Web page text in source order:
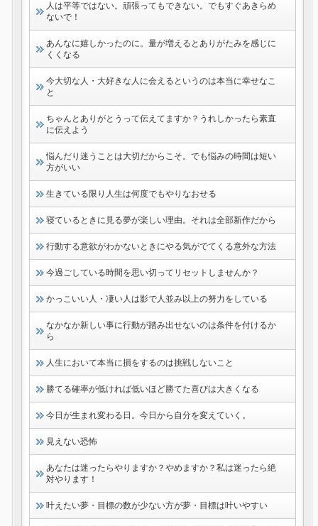
人は平等ではない。頑張ってもできない。でもすぐあきらめ
ないで！
あんなに嬉しかったのに。量が増えるとありがたみを感じに
くくなる
今大切な人・大好きな人に会えるというのは本当に幸せなこ
と
ちゃんとありがとうって伝えてますか？うれしかったら素直
に伝えよう
悩んだり迷うことは大切だからこそ。でも悩みの時間は短い
方がいい
生きている限り人生は何度でもやりなおせる
寝ているときに見る夢が楽しい理由。それは全部新作だから
行動する意欲がわかないときにやる気がでてくる意外な方法
今過ごしている時間を思い切ってリセットしませんか？
かっこいい人・凄い人は影で人並み以上の努力をしている
なかなか新しい事に行動が踏み出せないのは条件を付けるか
ら
人生において本当に損をするのは挑戦しないこと
勝てる確率が低ければ低いほど勝てた喜びは大きくなる
今日が生まれ変わる日。今日から自分を変えていく。
見えない恐怖
あなたは迷ったらやりますか？やめますか？私は迷ったら絶
対やります！
叶えたい夢・目標の数が少ない方が夢・目標は叶いやすい